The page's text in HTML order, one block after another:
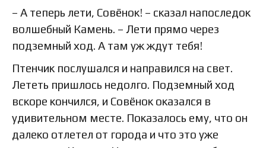
– А теперь лети, Совёнок! – сказал напоследок
волшебный Камень. – Лети прямо через
подземный ход. А там уж ждут тебя!
Птенчик послушался и направился на свет.
Лететь пришлось недолго. Подземный ход
вскоре кончился, и Совёнок оказался в
удивительном месте. Показалось ему, что он
далеко отлетел от города и что это уже